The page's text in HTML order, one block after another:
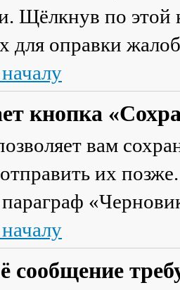
Щёлкнув по этой
для оправки
кнопка
вам
их
сообщение